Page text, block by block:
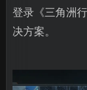
登录《三角洲
决方案。